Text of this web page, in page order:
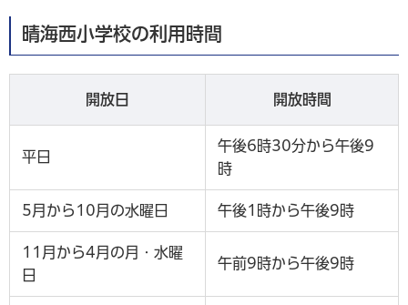
晴海西小学校の利用時間
開放日 開放時間
平日
午後6時30分から午後9
時
5月から10月の水曜日 午後1時から午後9時
11月から4月の月・水曜
日
午前9時から午後9時